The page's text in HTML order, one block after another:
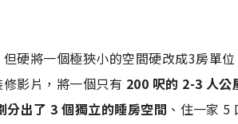
硬將一個極狹小的空間硬改成3房單
影片，將一個只有 200 呎的 2-3 人公
出了 3 個獨立的睡房空間 、住一家 5